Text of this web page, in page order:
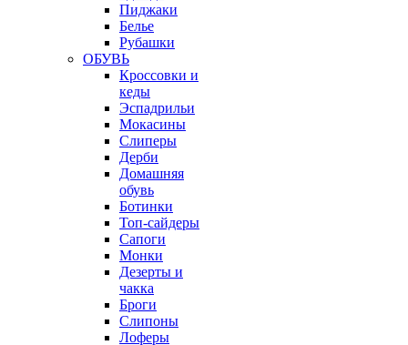
Пиджаки
Белье
Рубашки
ОБУВЬ
Кроссовки и
кеды
Эспадрильи
Мокасины
Слиперы
Дерби
Домашняя
обувь
Ботинки
Топ-сайдеры
Сапоги
Монки
Дезерты и
чакка
Броги
Слипоны
Лоферы